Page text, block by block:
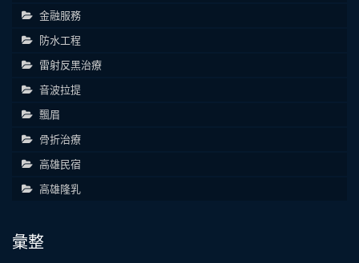
金融服務
防水工程
雷射反黑治療
音波拉提
飄眉
骨折治療
高雄民宿
高雄隆乳
彙整